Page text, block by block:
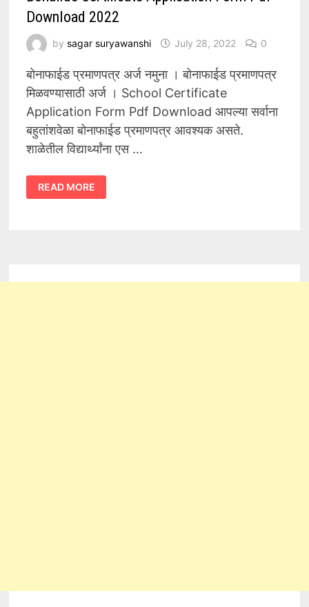
Download 2022
by sagar suryawanshi July 28, 2022 0
बोनाफाईड प्रमाणपत्र अर्ज नमुना । बोनाफाईड प्रमाणपत्र
मिळवण्यासाठी अर्ज । School Certificate
Application Form Pdf Download आपल्या सर्वाना
बहुतांशवेळा बोनाफाईड प्रमाणपत्र आवश्यक असते.
शाळेतील विद्यार्थ्यांना एस …
BONAFIDE
CERTIFICATE
APPLICATION
READ MORE